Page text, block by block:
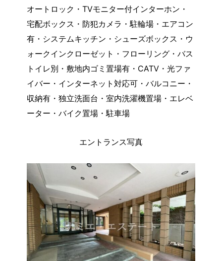
オートロック・TVモニター付インターホン・
宅配ボックス・防犯カメラ・駐輪場・エアコン
有・システムキッチン・シューズボックス・ウ
ォークインクローゼット・フローリング・バス
トイレ別・敷地内ゴミ置場有・CATV・光ファ
イバー・インターネット対応可・バルコニー・
収納有・独立洗面台・室内洗濯機置場・エレベ
ーター・バイク置場・駐車場
エントランス写真